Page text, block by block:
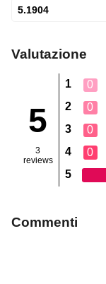
5.1904
Valutazione
5
3
reviews
1
0
2
0
3
0
4
0
5
Commenti